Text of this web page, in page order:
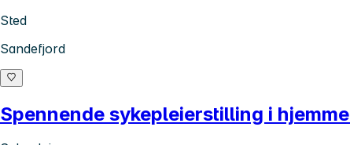
Sted
Sandefjord
Spennende sykepleierstilling i